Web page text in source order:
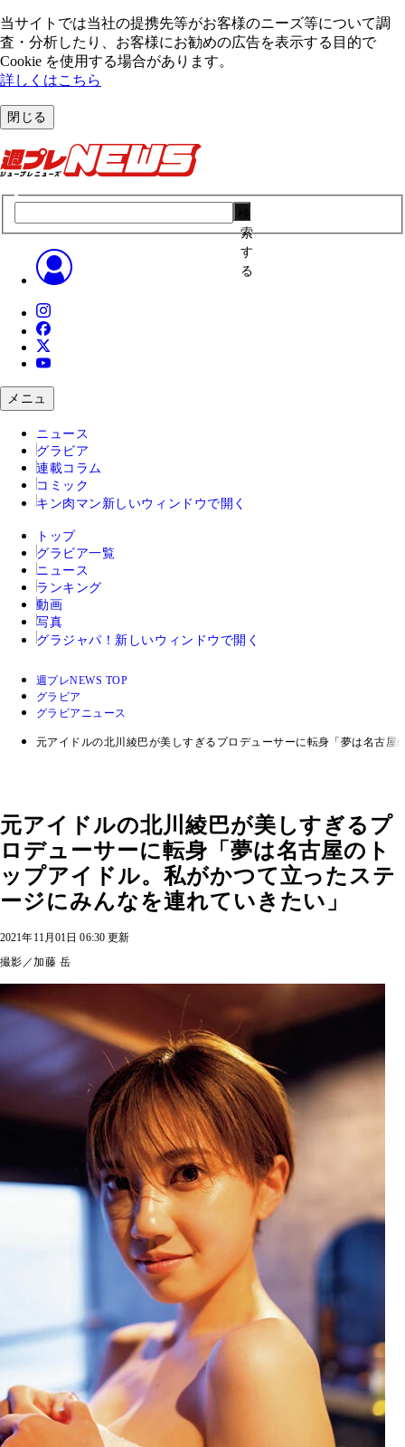
当サイトでは当社の提携先等がお客様のニーズ等について調
査・分析したり、お客様にお勧めの広告を表⽰する⽬的で
Cookie を使⽤する場合があります。
詳しくはこちら
閉じる
索
す
る
メニュ
ニュース
グラビア
連載コラム
コミック
キン肉マン 新しいウィンドウで開く
トップ
グラビア一覧
ニュース
ランキング
動画
写真
グラジャパ！ 新しいウィンドウで開く
週プレNEWS TOP
グラビア
グラビアニュース
元アイドルの北川綾巴が美しすぎるプロデューサーに転身「夢は名古
元アイドルの北川綾巴が美しすぎるプ
ロデューサーに転身「夢は名古屋のト
ップアイドル。私がかつて立ったステ
ージにみんなを連れていきたい」
2021年11月01日 06:30 更新
撮影／加藤 岳